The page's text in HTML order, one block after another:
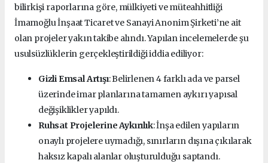
bilirkişi raporlarına göre, mülkiyeti ve müteahhitliği
İmamoğlu İnşaat Ticaret ve Sanayi Anonim Şirketi’ne ait
olan projeler yakın takibe alındı. Yapılan incelemelerde şu
usulsüzlüklerin gerçekleştirildiği iddia ediliyor:
Gizli Emsal Artışı: Belirlenen 4 farklı ada ve parsel
üzerinde imar planlarına tamamen aykırı yapısal
değişiklikler yapıldı.
Ruhsat Projelerine Aykırılık: İnşa edilen yapıların
onaylı projelere uymadığı, sınırların dışına çıkılarak
haksız kapalı alanlar oluşturulduğu saptandı.